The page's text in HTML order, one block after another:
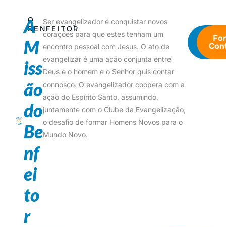
O
BENFEITOR
A
M
iss
ão
do
Be
nf
ei
to
r
Ser evangelizador é conquistar novos
corações para que estes tenham um
encontro pessoal com Jesus. O ato de
evangelizar é uma ação conjunta entre
Deus e o homem e o Senhor quis contar
connosco. O evangelizador coopera com a
ação do Espírito Santo, assumindo,
juntamente com o Clube da Evangelização,
o desafio de formar Homens Novos para o
Mundo Novo.
Saiba
mais